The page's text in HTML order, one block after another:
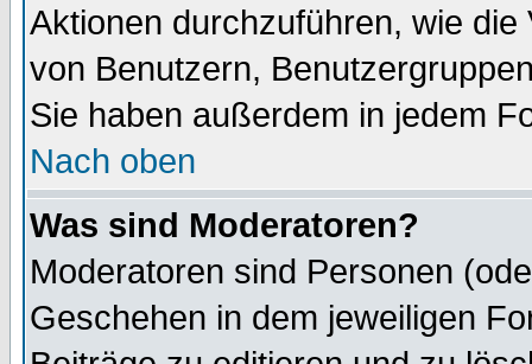
Aktionen durchzuführen, wie
von Benutzern,
Sie haben außerdem in jedem
Nach oben
Was sind Moderatoren?
Moderatoren sind Personen
Geschehen in dem jeweiligen